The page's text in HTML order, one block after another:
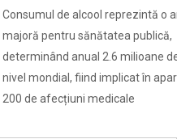
Consumul de alcool reprezintă o
majoră pentru sănătatea publică,
determinând anual 2.6 milioane
nivel mondial, fiind implicat în
200 de afecțiuni medicale